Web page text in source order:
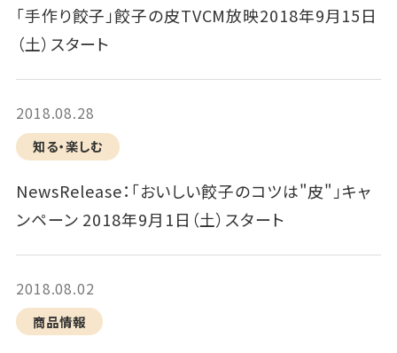
「手作り餃子」餃子の皮TVCM放映2018年9月15日
（土）スタート
2018.08.28
知る・楽しむ
NewsRelease：「おいしい餃子のコツは"皮"」キャ
ンペーン 2018年9月1日（土）スタート
2018.08.02
商品情報